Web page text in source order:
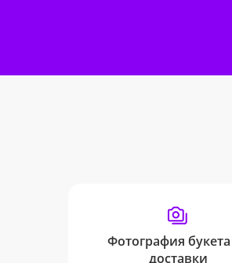
Фотография
доставки